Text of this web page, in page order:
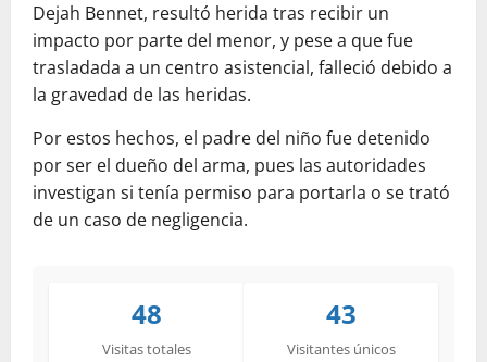
Dejah Bennet, resultó herida tras recibir un
impacto por parte del menor, y pese a que fue
trasladada a un centro asistencial, falleció debido a
la gravedad de las heridas.
Por estos hechos, el padre del niño fue detenido
por ser el dueño del arma, pues las autoridades
investigan si tenía permiso para portarla o se trató
de un caso de negligencia.
48
Visitas totales
43
Visitantes únicos